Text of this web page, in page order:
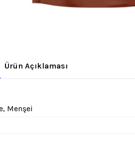
Ürün Açıklaması
Menşei